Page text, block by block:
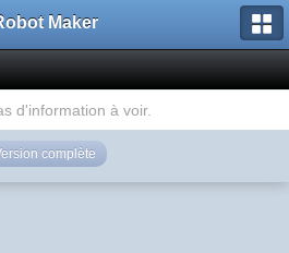
Maker
d'information à voir.
complète